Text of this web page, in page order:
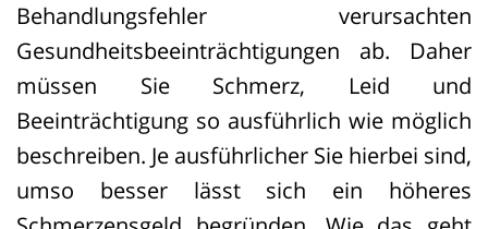
(HWG) für operativ plastisch-
chirurgische Eingriffe ohne medizinische
Notwendigkeit gegenüber Laien
grundsätzlich verboten. Ziel des Verbots
ist es, Menschen vor suggestiver
Werbung zu schützen, die sie zu
Behandlungsfehler verursachten
Gesundheitsbeeinträchtigungen ab. Daher
müssen Sie Schmerz, Leid und
Beeinträchtigung so ausführlich wie möglich
beschreiben. Je ausführlicher Sie hierbei sind,
umso besser lässt sich ein höheres